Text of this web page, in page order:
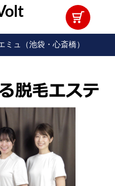
ミュ（池袋・心斎橋）